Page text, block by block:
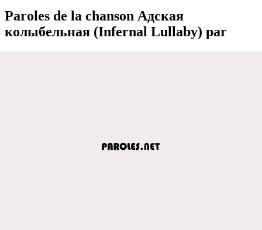
Paroles de la chanson Адская
колыбeльная (Infernal Lullaby) par